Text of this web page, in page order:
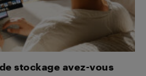
stockage avez-vous